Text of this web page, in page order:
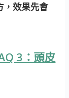
，效果先會
3：頭皮